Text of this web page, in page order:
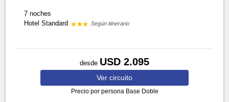
7 noches
Hotel Standard
Según itinerario
desde USD 2.095
Ver circuito
Precio por persona Base Doble